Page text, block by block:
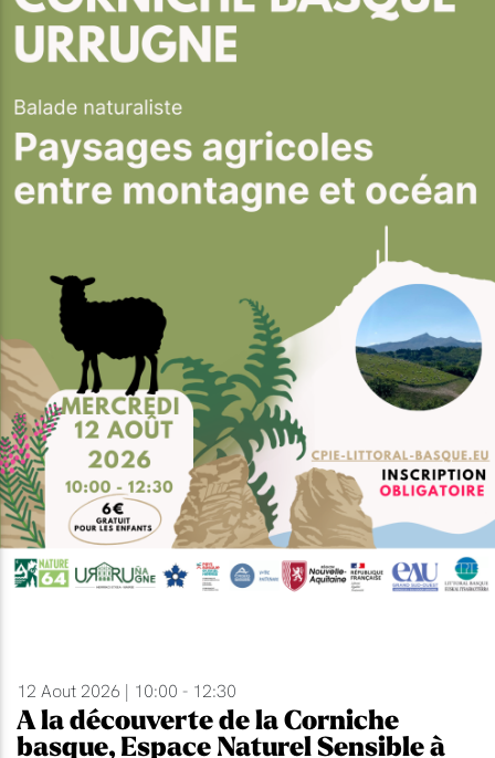
12 Aout 2026 | 10:00 - 12:30
A la découverte de la Corniche
basque, Espace Naturel Sensible à